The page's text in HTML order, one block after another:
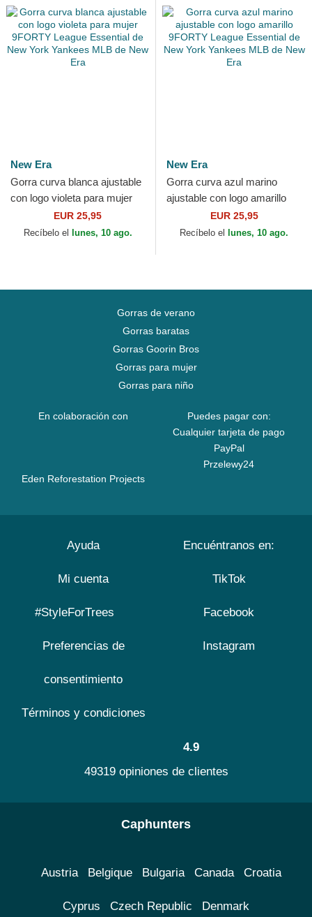
New Era
Gorra curva blanca ajustable
con logo violeta para mujer
9FORTY League Essential
de New York...
EUR 25,95
Recíbelo el lunes, 10 ago.
New Era
Gorra curva azul marino
ajustable con logo amarillo
9FORTY League Essential
de New York Yankees...
EUR 25,95
Recíbelo el lunes, 10 ago.
Gorras de verano
Gorras baratas
Gorras Goorin Bros
Gorras para mujer
Gorras para niño
En colaboración con
Eden Reforestation Projects
Puedes pagar con:
Cualquier tarjeta de pago
PayPal
Przelewy24
Ayuda
Mi cuenta
#StyleForTrees
Preferencias de
consentimiento
Términos y condiciones
Encuéntranos en:
TikTok
Facebook
Instagram
4.9
49319 opiniones de clientes
Caphunters
Austria Belgique Bulgaria Canada Croatia
Cyprus Czech Republic Denmark